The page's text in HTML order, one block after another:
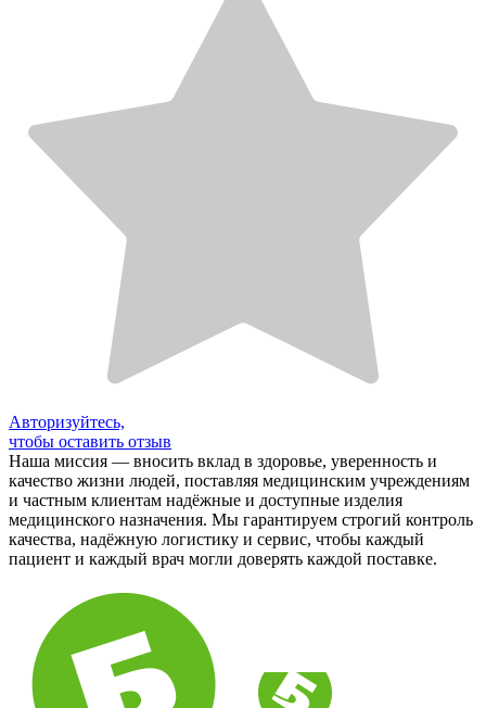
Авторизуйтесь,
чтобы оставить отзыв
Наша миссия — вносить вклад в здоровье, уверенность и
качество жизни людей, поставляя медицинским учреждениям
и частным клиентам надёжные и доступные изделия
медицинского назначения. Мы гарантируем строгий контроль
качества, надёжную логистику и сервис, чтобы каждый
пациент и каждый врач могли доверять каждой поставке.